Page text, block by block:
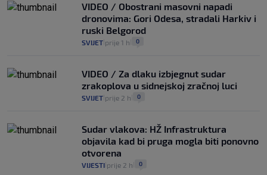
VIDEO / Obostrani masovni napadi
dronovima: Gori Odesa, stradali Harkiv i
ruski Belgorod
SVIJET prije 1 h 0
VIDEO / Za dlaku izbjegnut sudar
zrakoplova u sidnejskoj zračnoj luci
SVIJET prije 2 h 0
Sudar vlakova: HŽ Infrastruktura
objavila kad bi pruga mogla biti ponovno
otvorena
VIJESTI prije 2 h 0